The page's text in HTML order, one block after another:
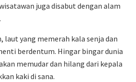
juga disabut dengan alam
laut yang memerah kala senja dan
berdentum. Hingar bingar dunia
memudar dan hilang dari kepala
kaki di sana.